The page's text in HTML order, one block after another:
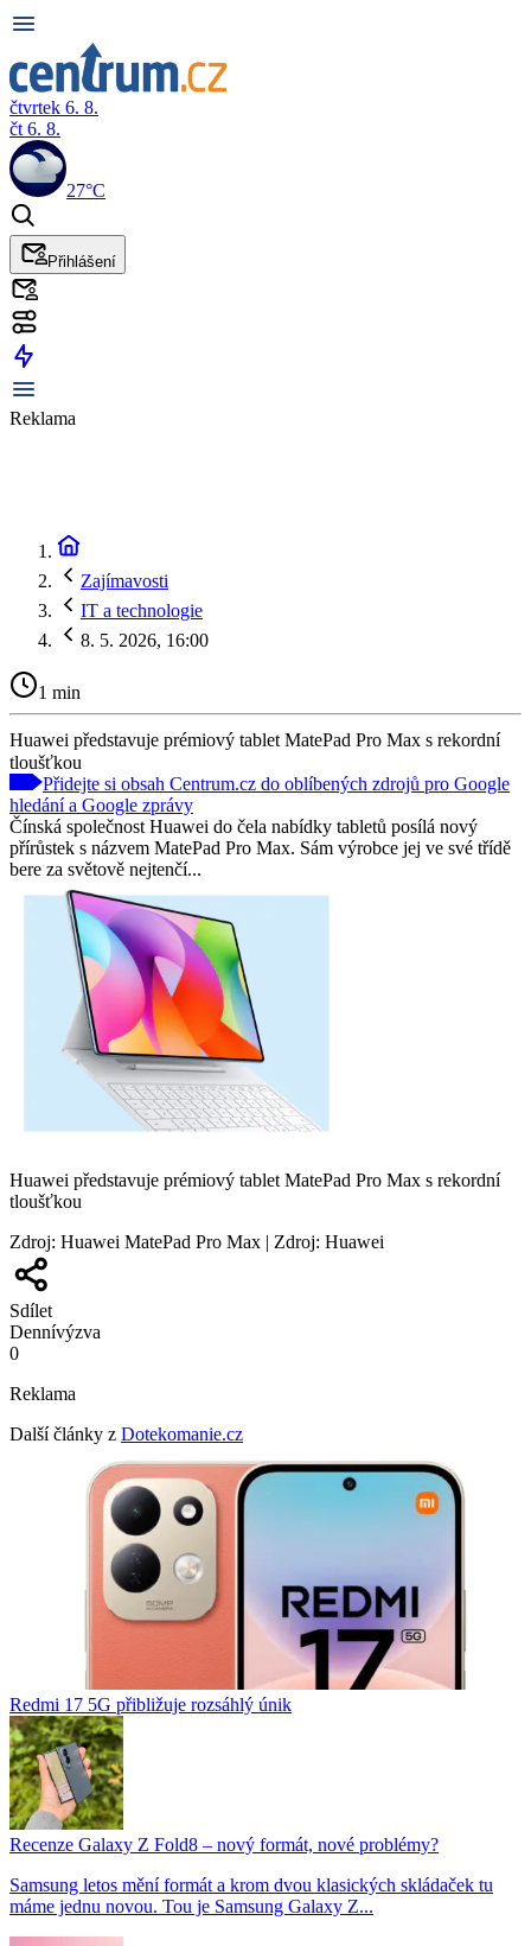
čtvrtek 6. 8.
čt 6. 8.
27°C
Přihlášení
Reklama
Zajímavosti
IT a technologie
8. 5. 2026, 16:00
1 min
Huawei představuje prémiový tablet MatePad Pro Max s rekordní
tloušťkou
Přidejte si obsah Centrum.cz do oblíbených zdrojů pro Google
hledání a Google zprávy
Čínská společnost Huawei do čela nabídky tabletů posílá nový
přírůstek s názvem MatePad Pro Max. Sám výrobce jej ve své třídě
bere za světově nejtenčí...
Huawei představuje prémiový tablet MatePad Pro Max s rekordní
tloušťkou
Zdroj: Huawei MatePad Pro Max | Zdroj: Huawei
Sdílet
Dennívýzva
0
Reklama
Další články z Dotekomanie.cz
Redmi 17 5G přibližuje rozsáhlý únik
Recenze Galaxy Z Fold8 – nový formát, nové problémy?
Samsung letos mění formát a krom dvou klasických skládaček tu
máme jednu novou. Tou je Samsung Galaxy Z...